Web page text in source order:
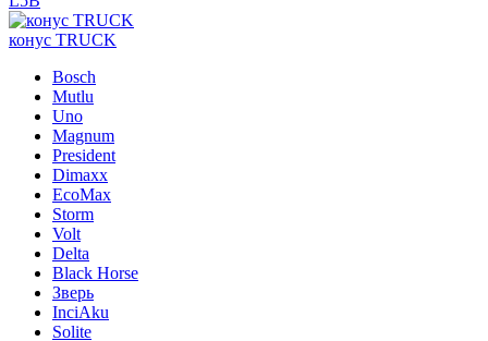
конус TRUCK
Bosch
Mutlu
Uno
Magnum
President
Dimaxx
EcoMax
Storm
Volt
Delta
Black Horse
Зверь
InciAku
Solite